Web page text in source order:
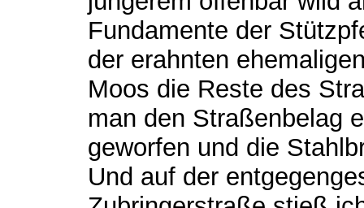
Fundamente der
der erahnten
Moos die Reste des
man den Straßenbelag
geworfen und die
Und auf der